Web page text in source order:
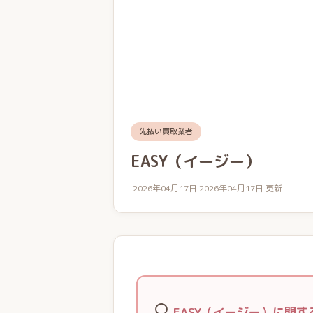
先払い買取業者
EASY（イージー）
2026年04月17日 2026年04月17日 更新